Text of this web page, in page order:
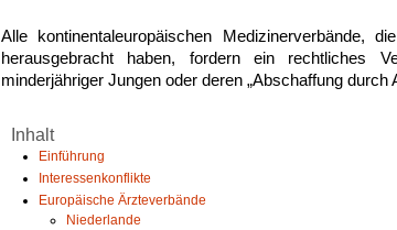
Alle kontinentaleuropäischen Medizinerverbände,
herausgebracht haben, fordern ein rechtliches
minderjähriger Jungen oder deren „Abschaffung durch
Inhalt
Einführung
Interessenkonflikte
Europäische Ärzteverbände
Niederlande